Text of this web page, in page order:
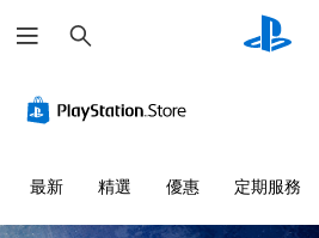
尋
最新 精選 優惠 定期服務